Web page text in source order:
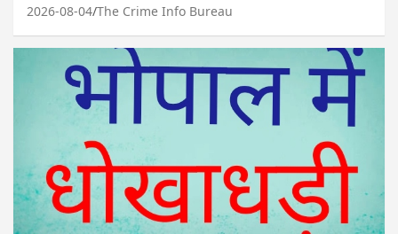
2026-08-04 The Crime Info Bureau